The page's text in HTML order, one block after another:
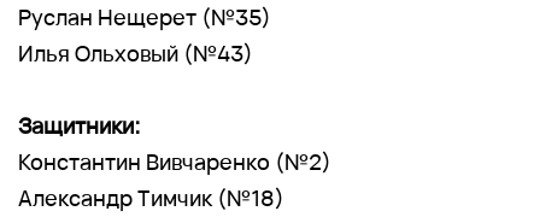
Руслан Нещерет (№35)
Илья Ольховый (№43)
Защитники:
Константин Вивчаренко (№2)
Александр Тимчик (№18)